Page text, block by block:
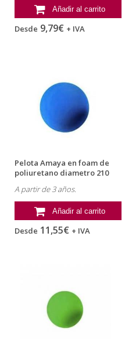
Añadir al carrito
Desde 9,79€ + IVA
Pelota Amaya en foam de
poliuretano diametro 210
A partir de 3 años.
Añadir al carrito
Desde 11,55€ + IVA